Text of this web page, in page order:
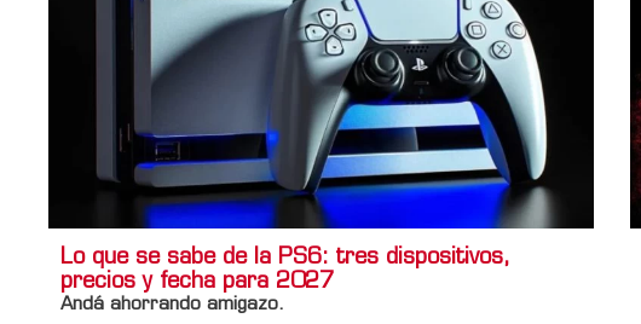
Lo que se sabe de la PS6: tres dispositivos,
precios y fecha para 2027
Andá ahorrando amigazo.